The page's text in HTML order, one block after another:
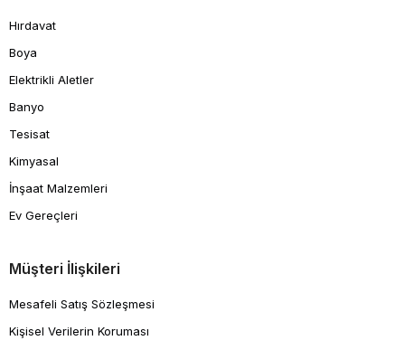
Hırdavat
Boya
Elektrikli Aletler
Banyo
Tesisat
Kimyasal
İnşaat Malzemleri
Ev Gereçleri
Müşteri İlişkileri
Mesafeli Satış Sözleşmesi
Kişisel Verilerin Koruması